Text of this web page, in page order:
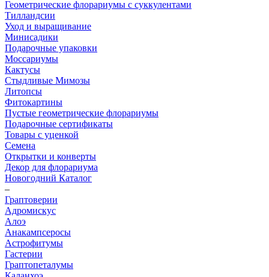
Геометрические флорариумы с суккулентами
Тилландсии
Уход и выращивание
Минисадики
Подарочные упаковки
Моссариумы
Кактусы
Стыдливые Мимозы
Литопсы
Фитокартины
Пустые геометрические флорариумы
Подарочные сертификаты
Товары с уценкой
Семена
Открытки и конверты
Декор для флорариума
Новогодний Каталог
–
Граптоверии
Адромискус
Алоэ
Анакампсеросы
Астрофитумы
Гастерии
Граптопеталумы